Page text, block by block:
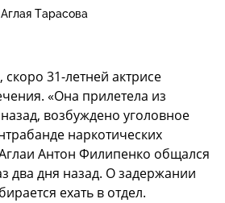
Аглая Тарасова
31-летней актрисе
«Она прилетела из
возбуждено уголовное
наркотических
Антон Филипенко общался
два дня назад. О задержании
ехать в отдел.